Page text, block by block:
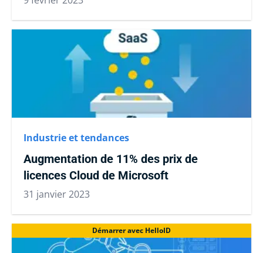
Industrie et tendances
Augmentation de 11% des prix de
licences Cloud de Microsoft
31 janvier 2023
Démarrer avec HelloID